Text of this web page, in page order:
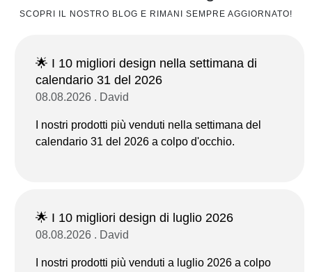
SCOPRI IL NOSTRO BLOG E RIMANI SEMPRE AGGIORNATO!
🌟 I 10 migliori design nella settimana di
calendario 31 del 2026
08.08.2026 . David
I nostri prodotti più venduti nella settimana del
calendario 31 del 2026 a colpo d'occhio.
🌟 I 10 migliori design di luglio 2026
08.08.2026 . David
I nostri prodotti più venduti a luglio 2026 a colpo